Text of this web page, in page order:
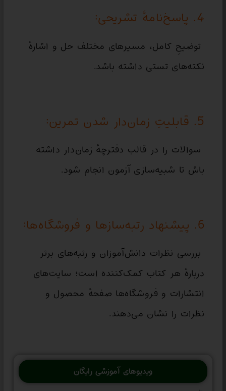
4. پاسخ‌نامهٔ تشریحی:
توضیحِ کامل، مسیرهای مختلف حل و اشارهٔ
نکته‌های تستی داشته باشد.
5. قابلیتِ زمان‌دار شدن تمرین:
سوالات را در قالب دفترچهٔ زمان‌دار داشته
باش تا شبیه‌سازی آزمون انجام شود.
6. پیشنهاد رتبه‌سازها و فروشگاه‌ها:
بررسی نظرات دانش‌آموزان و رتبه‌های برتر
دربارهٔ هر کتاب کمک‌کننده است؛ سایت‌های
انتشارات و فروشگاه‌ها صفحهٔ محصول و
نظرات را نشان می‌دهند.
ویدیوهای آموزشی رایگان